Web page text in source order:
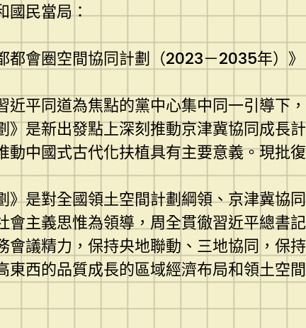
國民當局：
都會圈空間協同計劃（2023－2035年）
近平同道為焦點的黨中心集中同一引導下
》是新出發點上深刻推動京津冀協同成長
動中國式古代化扶植具有主要意義。現批
》是對全國領土空間計劃綱領、京津冀協
會主義思惟為領導，周全貫徹習近平總書
會議精力，保持央地聯動、三地協同，保
東西的品質成長的區域經濟布局和領土空